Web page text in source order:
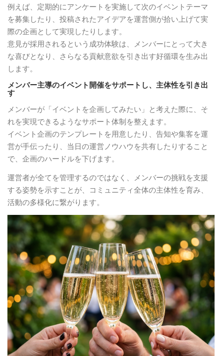
例えば、定期的にアンケートを実施して次のイベントテーマ
を募集したり、投稿されたアイデアを運営側が拾い上げて実
際の企画として実現したりします。
意見が採用されるという成功体験は、メンバーにとって大き
な喜びとなり、さらなる貢献意欲を引き出す好循環を生み出
します。
メンバー主導のイベント開催をサポートし、主体性を引き出
す
メンバーが「イベントを企画してみたい」と考えた際に、そ
れを実現できるようなサポート体制を整えます。
イベント企画のテンプレートを用意したり、告知や集客を運
営が手伝ったり、当日の運営ノウハウを共有したりすること
で、企画のハードルを下げます。
運営者が全てを管理するのではなく、メンバーの挑戦を支援
する姿勢を示すことが、コミュニティ全体の主体性を育み、
活動の多様化に繋がります。